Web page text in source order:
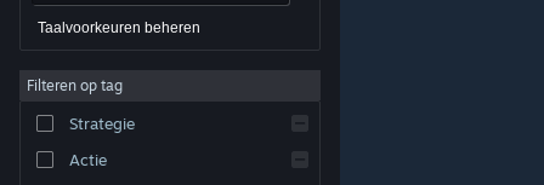
© Valve Corporation. Alle rechten voorbehouden. Alle
handelsmerken zijn eigendom van hun respectieve
Privacybeleid|Juridische informatie
Toegankelijkheid
|
Terugbetalingen
Taalvoorkeuren beheren
Filteren op tag
Strategie
Actie